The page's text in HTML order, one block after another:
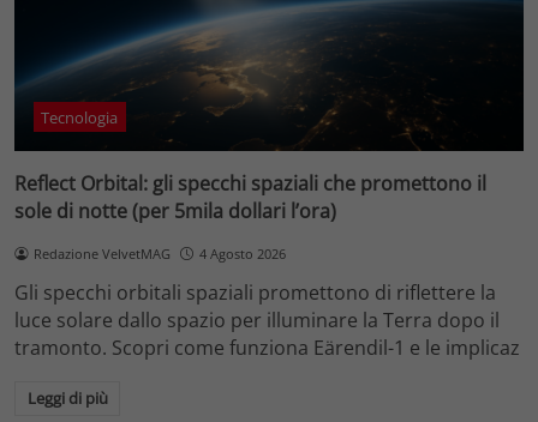
Tecnologia
Reflect Orbital: gli specchi spaziali che promettono il
sole di notte (per 5mila dollari l’ora)
Redazione VelvetMAG 4 Agosto 2026
Gli specchi orbitali spaziali promettono di riflettere la
luce solare dallo spazio per illuminare la Terra dopo il
tramonto. Scopri come funziona Eärendil-1 e le implicaz
Leggi di più